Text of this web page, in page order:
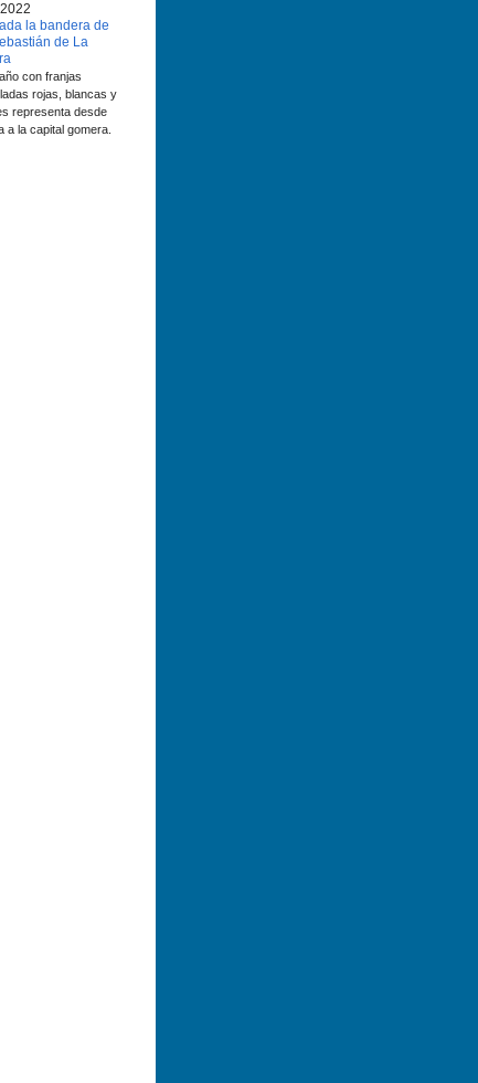
la bandera de
de La
con franjas
rojas, blancas y
representa desde
a la capital gomera.